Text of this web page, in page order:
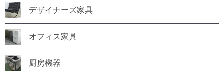
デザイナーズ家具
オフィス家具
厨房機器